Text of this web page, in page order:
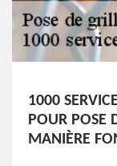
1000
POUR POSE
MANIÈRE